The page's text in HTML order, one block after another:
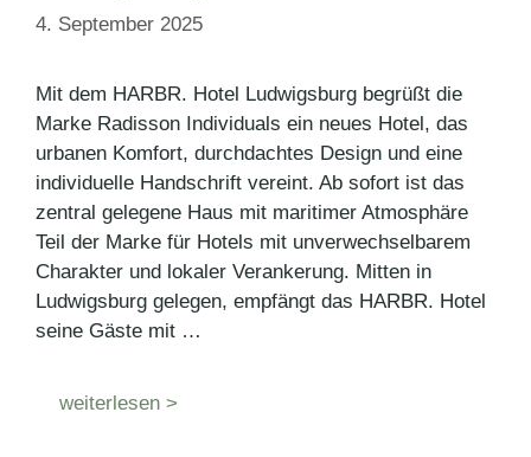
4. September 2025
Mit dem HARBR. Hotel Ludwigsburg begrüßt die
Marke Radisson Individuals ein neues Hotel, das
urbanen Komfort, durchdachtes Design und eine
individuelle Handschrift vereint. Ab sofort ist das
zentral gelegene Haus mit maritimer Atmosphäre
Teil der Marke für Hotels mit unverwechselbarem
Charakter und lokaler Verankerung. Mitten in
Ludwigsburg gelegen, empfängt das HARBR. Hotel
seine Gäste mit …
weiterlesen >